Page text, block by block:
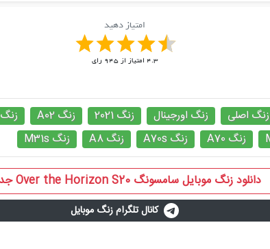
امتیاز دهید
4.3 امتیاز از945 رای
زنگ اصلی زنگ اورجینال زنگ 2021 زنگ A02 زنگ S21
زنگ A70 زنگ A70s زنگ A8 زنگ M31s
دانلود زنگ موبایل سامسونگ Over the Horizon S20 جدید
کانال تلگرام زنگ موبایل